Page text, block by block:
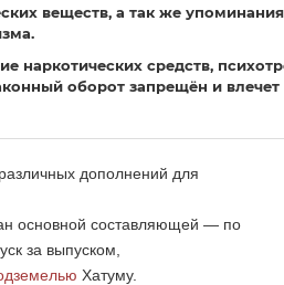
веществ, а так же
наркотических средств,
оборот запрещён и
дополнений для
основной составляющей — по
за выпуском,
Хатуму.